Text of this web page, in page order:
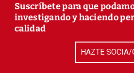
Suscríbete para que
investigando y haciendo
calidad
HAZTE SOCIA/